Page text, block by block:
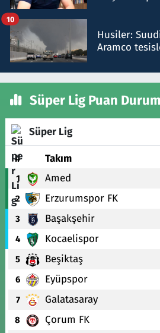
Husiler:
Aramco
10
Süper Lig Puan
Süper Lig
# Takım
1 Amed
2 Erzurumspor FK
3 Başakşehir
4 Kocaelispor
5 Beşiktaş
6 Eyüpspor
7 Galatasaray
8 Çorum FK